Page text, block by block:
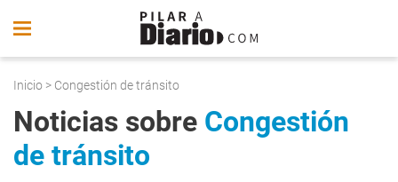
Inicio > Congestión de tránsito
Noticias sobre Congestión
de tránsito